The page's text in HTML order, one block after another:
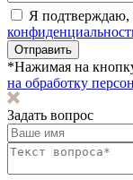
Я подтверждаю,
Отправить
*Нажимая на
на обработку
Задать вопрос